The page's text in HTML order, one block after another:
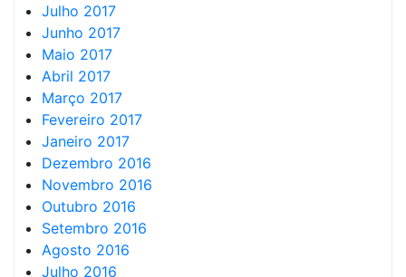
Julho 2017
Junho 2017
Maio 2017
Abril 2017
Março 2017
Fevereiro 2017
Janeiro 2017
Dezembro 2016
Novembro 2016
Outubro 2016
Setembro 2016
Agosto 2016
Julho 2016